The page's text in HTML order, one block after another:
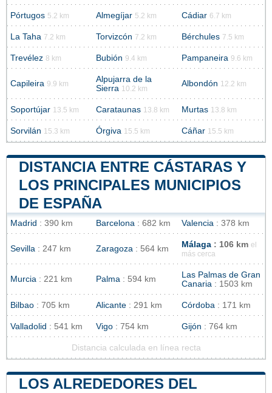
Pórtugos 5.2 km Almegíjar 5.2 km Cádiar 6.7 km
La Taha 7.2 km Torvizcón 7.2 km Bérchules 7.5 km
Trevélez 8 km Bubión 9.4 km Pampaneira 9.6 km
Capileira 9.9 km
Alpujarra de la
Sierra 10.2 km
Albondón 12.2 km
Soportújar 13.5 km Carataunas 13.8 km Murtas 13.8 km
Sorvilán 15.3 km Órgiva 15.5 km Cáñar 15.5 km
DISTANCIA ENTRE CÁSTARAS Y
LOS PRINCIPALES MUNICIPIOS
DE ESPAÑA
Madrid : 390 km Barcelona : 682 km Valencia : 378 km
Sevilla : 247 km Zaragoza : 564 km Málaga : 106 km el
más cerca
Murcia : 221 km Palma : 594 km
Las Palmas de Gran
Canaria : 1503 km
Bilbao : 705 km Alicante : 291 km Córdoba : 171 km
Valladolid : 541 km Vigo : 754 km Gijón : 764 km
Distancia calculada en línea recta
LOS ALREDEDORES DEL